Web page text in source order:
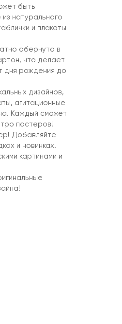
быть
натурального
и плакаты
обернуто в
что делает
дня рождения до
дизайнов,
агитационные
Каждый сможет
постеров!
Добавляйте
и новинках.
картинами и